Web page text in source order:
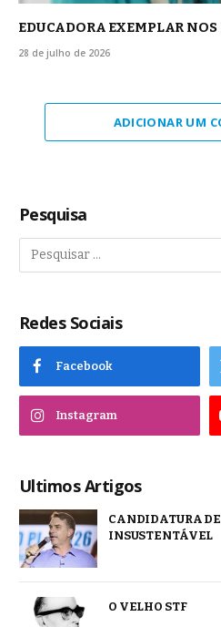
EDUCADORA EXEMPLAR
28 de julho de 2026
ADICIONAR UM
Pesquisa
Redes Sociais
Facebook
Instagram
Ultimos Artigos
CANDIDATURA
INSUSTENTÁVEL
O VELHO STF